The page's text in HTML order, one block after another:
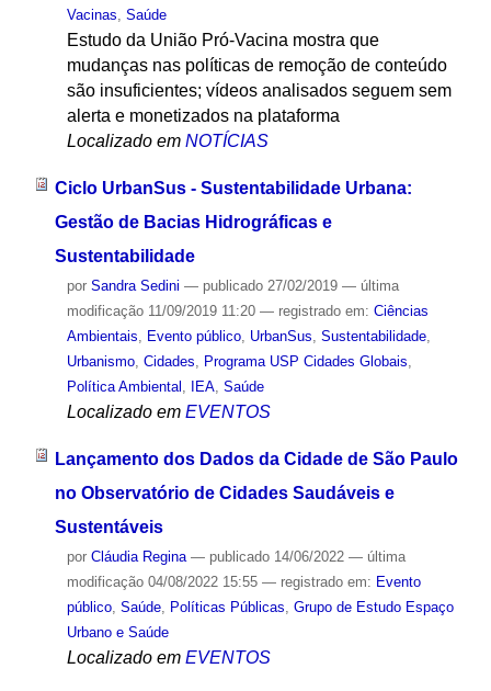
Vacinas, Saúde
Estudo da União Pró-Vacina mostra que
mudanças nas políticas de remoção de conteúdo
são insuficientes; vídeos analisados seguem sem
alerta e monetizados na plataforma
Localizado em NOTÍCIAS
Ciclo UrbanSus - Sustentabilidade Urbana:
Gestão de Bacias Hidrográficas e
Sustentabilidade
por Sandra Sedini — publicado27/02/2019 — última
modificação11/09/2019 11:20 — registrado em: Ciências
Ambientais, Evento público, UrbanSus, Sustentabilidade,
Urbanismo, Cidades, Programa USP Cidades Globais,
Política Ambiental , IEA, Saúde
Localizado em EVENTOS
Lançamento dos Dados da Cidade de São Paulo
no Observatório de Cidades Saudáveis e
Sustentáveis
por Cláudia Regina — publicado14/06/2022 — última
modificação04/08/2022 15:55 — registrado em: Evento
público, Saúde, Políticas Públicas Grupo de Estudo Espaço
Urbano e Saúde
Localizado em EVENTOS